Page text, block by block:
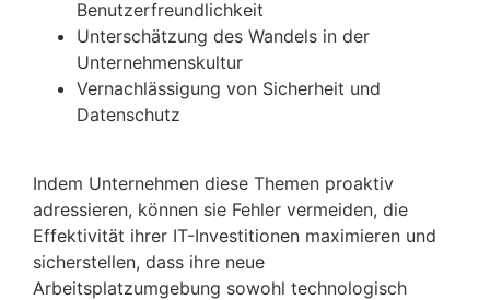
Benutzerfreundlichkeit
Unterschätzung des Wandels in der
Unternehmenskultur
Vernachlässigung von Sicherheit und
Datenschutz
Indem Unternehmen diese Themen proaktiv
adressieren, können sie Fehler vermeiden, die
Effektivität ihrer IT-Investitionen maximieren und
sicherstellen, dass ihre neue
Arbeitsplatzumgebung sowohl technologisch